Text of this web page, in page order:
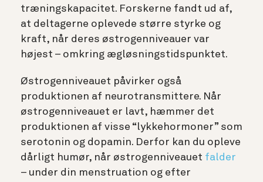
træningskapacitet. Forskerne fandt ud af,
at deltagerne oplevede større styrke og
kraft, når deres østrogenniveauer var
højest – omkring ægløsningstidspunktet.
Østrogenniveauet påvirker også
produktionen af neurotransmittere. Når
østrogenniveauet er lavt, hæmmer det
produktionen af visse “lykkehormoner” som
serotonin og dopamin. Derfor kan du opleve
dårligt humør, når østrogenniveauet falder
– under din menstruation og efter